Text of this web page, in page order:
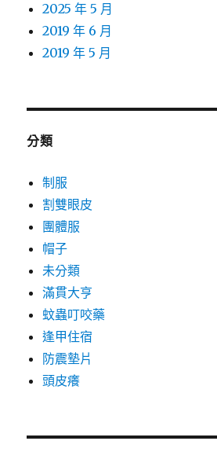
2025 年 5 月
2019 年 6 月
2019 年 5 月
分類
制服
割雙眼皮
團體服
帽子
未分類
滿貫大亨
蚊蟲叮咬藥
逢甲住宿
防震墊片
頭皮癢